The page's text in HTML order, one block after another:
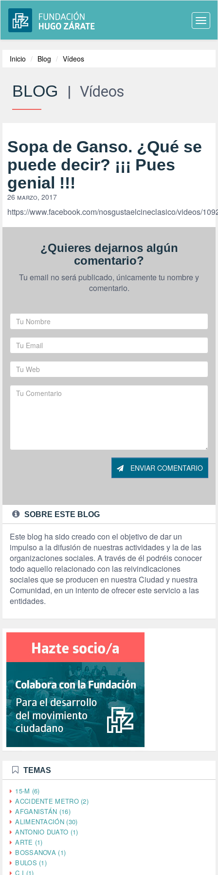
Inicio Blog Vídeos
BLOG | Vídeos
Sopa de Ganso. ¿Qué se
puede decir? ¡¡¡ Pues
genial !!!
26 marzo, 2017
https://www.facebook.com/nosgustaelcineclasico/videos/
¿Quieres dejarnos algún
comentario?
Tu email no será publicado, únicamente tu nombre y
comentario.
ENVIAR COMENTARIO
SOBRE ESTE BLOG
Este blog ha sido creado con el objetivo de dar un
impulso a la difusión de nuestras actividades y la de las
organizaciones sociales. A través de él podréis conocer
todo aquello relacionado con las reivindicaciones
sociales que se producen en nuestra Ciudad y nuestra
Comunidad, en un intento de ofrecer este servicio a las
entidades.
TEMAS
15-M (6)
ACCIDENTE METRO (2)
AFGANISTÁN (16)
ALIMENTACIÓN (30)
ANTONIO DUATO (1)
ARTE (1)
BOSSANOVA (1)
BULOS (1)
C I (1)